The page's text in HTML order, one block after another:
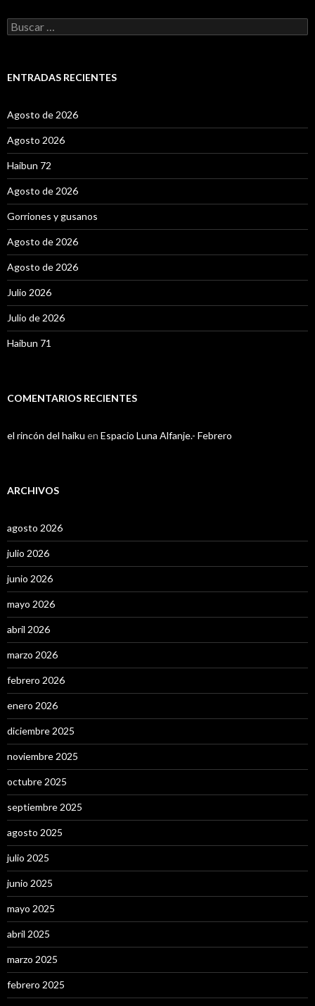
B
u
a
ENTRADAS RECIENTES
Agosto de 2026
Agosto 2026
Haibun 72
Agosto de 2026
Gorriones y gusanos
Agosto de 2026
Agosto de 2026
Julio 2026
Julio de 2026
Haibun 71
COMENTARIOS RECIENTES
el rincón del haiku en Espacio Luna Alfanje.- Febrero
ARCHIVOS
agosto 2026
julio 2026
junio 2026
mayo 2026
abril 2026
marzo 2026
febrero 2026
enero 2026
diciembre 2025
noviembre 2025
octubre 2025
septiembre 2025
agosto 2025
julio 2025
junio 2025
mayo 2025
abril 2025
marzo 2025
febrero 2025